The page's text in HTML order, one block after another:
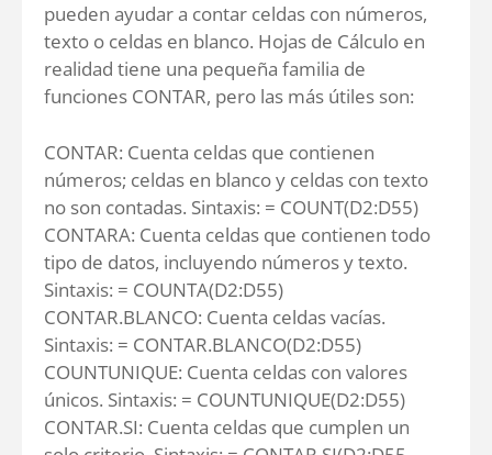
pueden ayudar a contar celdas con números,
texto o celdas en blanco. Hojas de Cálculo en
realidad tiene una pequeña familia de
funciones CONTAR, pero las más útiles son:
CONTAR: Cuenta celdas que contienen
números; celdas en blanco y celdas con texto
no son contadas. Sintaxis: = COUNT(D2:D55)
CONTARA: Cuenta celdas que contienen todo
tipo de datos, incluyendo números y texto.
Sintaxis: = COUNTA(D2:D55)
CONTAR.BLANCO: Cuenta celdas vacías.
Sintaxis: = CONTAR.BLANCO(D2:D55)
COUNTUNIQUE: Cuenta celdas con valores
únicos. Sintaxis: = COUNTUNIQUE(D2:D55)
CONTAR.SI: Cuenta celdas que cumplen un